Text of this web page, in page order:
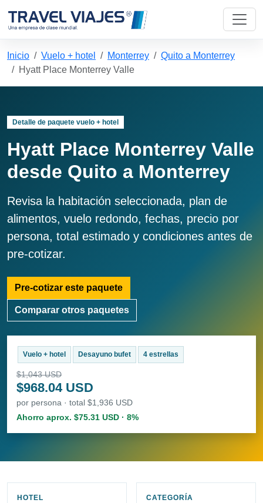
Inicio Vuelo + hotel Monterrey
Quito a Monterrey
Hyatt Place Monterrey Valle
Detalle de paquete vuelo + hotel
Hyatt Place Monterrey Valle
desde Quito a Monterrey
Revisa la habitación seleccionada, plan de
alimentos, vuelo redondo, fechas, precio por
persona, total estimado y condiciones antes de
pre-cotizar.
Pre-cotizar este paquete
Comparar otros paquetes
Vuelo + hotel Desayuno bufet 4 estrellas
$1,043 USD
$968.04 USD
por persona · total $1,936 USD
Ahorro aprox. $75.31 USD · 8%
HOTEL CATEGORÍA